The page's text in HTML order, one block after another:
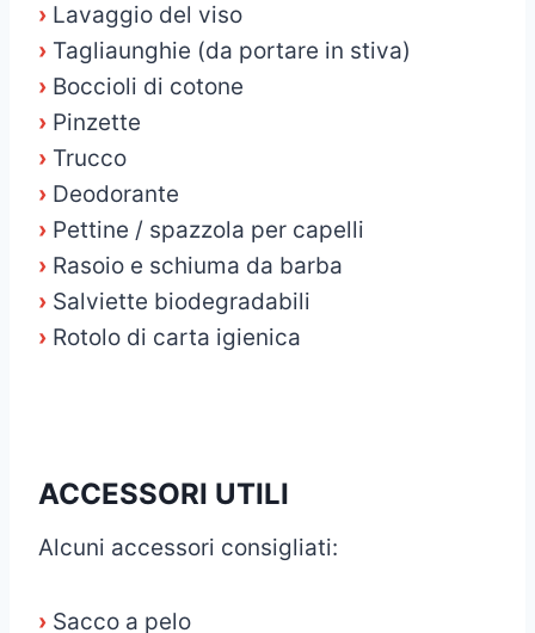
› Lavaggio del viso
› Tagliaunghie (da portare in stiva)
› Boccioli di cotone
› Pinzette
› Trucco
› Deodorante
› Pettine / spazzola per capelli
› Rasoio e schiuma da barba
› Salviette biodegradabili
› Rotolo di carta igienica
ACCESSORI UTILI
Alcuni accessori consigliati:
› Sacco a pelo